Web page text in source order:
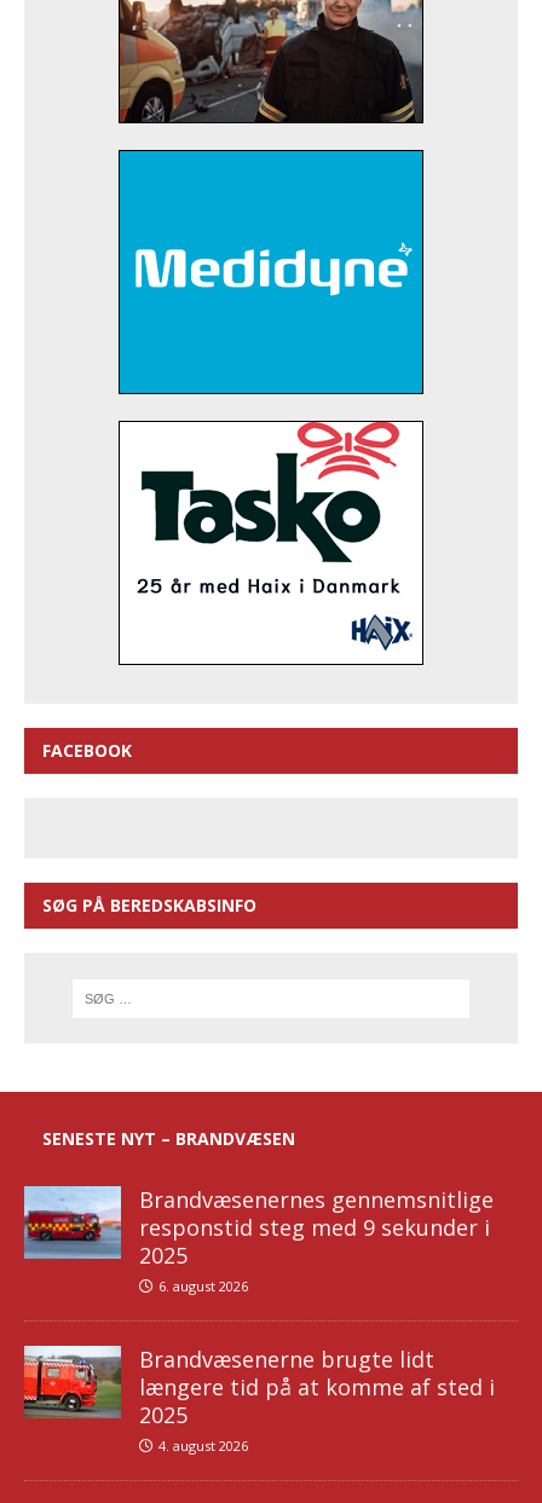
FACEBOOK
SØG PÅ BEREDSKABSINFO
SENESTE NYT – BRANDVÆSEN
Brandvæsenernes gennemsnitlige
responstid steg med 9 sekunder i
2025
6. august 2026
Brandvæsenerne brugte lidt
længere tid på at komme af sted i
2025
4. august 2026